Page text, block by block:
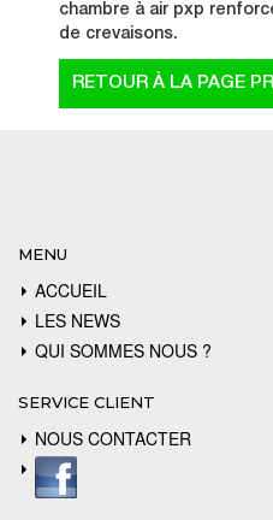
chambre à air pxp
de crevaisons.
MENU
ACCUEIL
LES NEWS
QUI SOMMES NOUS ?
SERVICE CLIENT
NOUS CONTACTER